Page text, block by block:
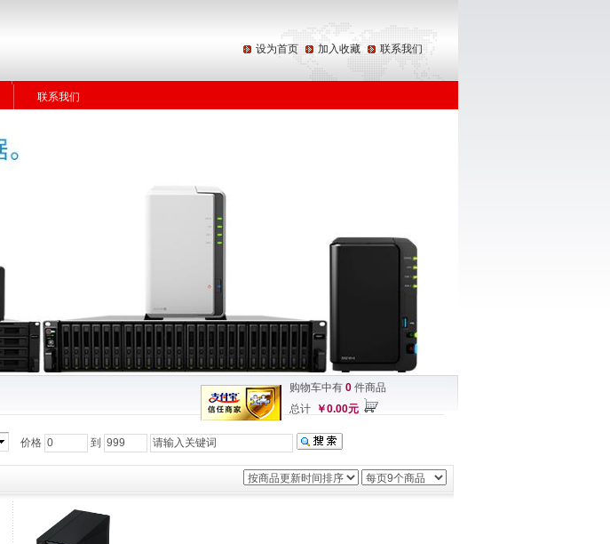
设为首页 加入收藏 联系我们
联系我们
联系我们
购物车中有 0 件商品
总计 ￥0.00元
价格 到